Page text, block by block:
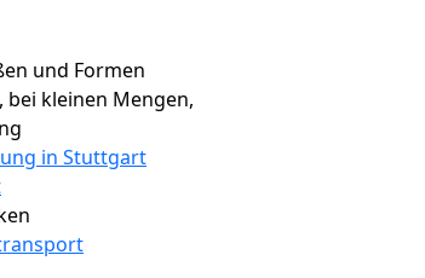
und Formen
, bei kleinen Mengen,
in Stuttgart